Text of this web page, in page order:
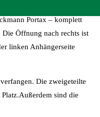
Portax – komplett
Öffnung nach rechts ist
linken Anhängerseite
Die zweigeteilte
sind die